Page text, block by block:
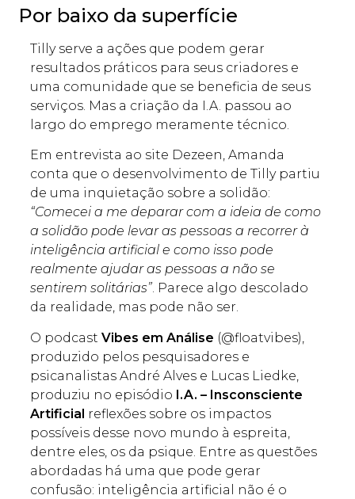
Por baixo da superfície
Tilly serve a ações que podem gerar
resultados práticos para seus criadores e
uma comunidade que se beneficia de seus
serviços. Mas a criação da I.A. passou ao
largo do emprego meramente técnico.
Em entrevista ao site Dezeen, Amanda
conta que o desenvolvimento de Tilly partiu
de uma inquietação sobre a solidão:
“Comecei a me deparar com a ideia de como
a solidão pode levar as pessoas a recorrer à
inteligência artificial e como isso pode
realmente ajudar as pessoas a não se
sentirem solitárias”. Parece algo descolado
da realidade, mas pode não ser.
O podcastVibes em Análise (@floatvibes),
produzido pelos pesquisadores e
psicanalistas André Alves e Lucas Liedke,
produziu no episódio I.A. – Insconsciente
Artificial reflexões sobre os impactos
possíveis desse novo mundo à espreita,
dentre eles, os da psique. Entre as questões
abordadas há uma que pode gerar
confusão: inteligência artificial não é o